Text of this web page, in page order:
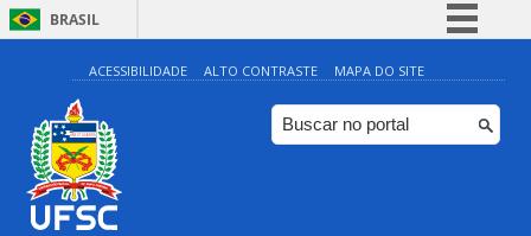
BRASIL
Simplifique!
Comunica BR
Participe
ACESSIBILIDADE ALTO CONTRASTE MAPA DO SITE